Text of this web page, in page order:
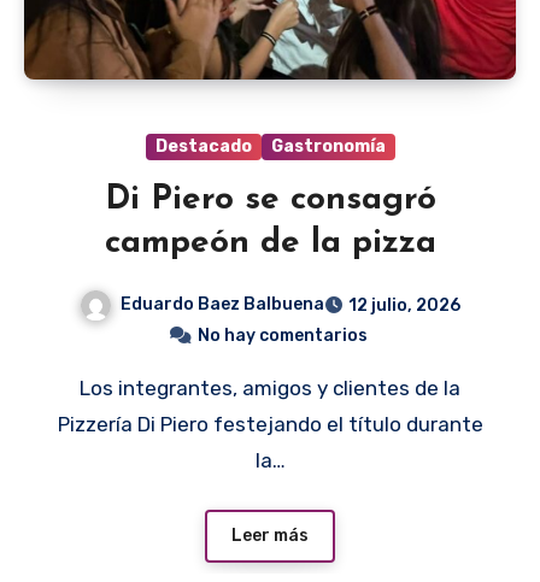
Destacado Gastronomía
Di Piero se consagró
campeón de la pizza
Eduardo Baez Balbuena
12 julio, 2026
No hay comentarios
Los integrantes, amigos y clientes de la
Pizzería Di Piero festejando el título durante
la…
Leer más